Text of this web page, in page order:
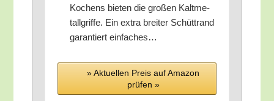
Kochens bie­ten die gro­ßen Kalt­me­
tall­grif­fe. Ein extra brei­ter Schütt­rand
garan­tiert einfaches…
» Aktu­el­len Preis auf Ama­zon
prü­fen »